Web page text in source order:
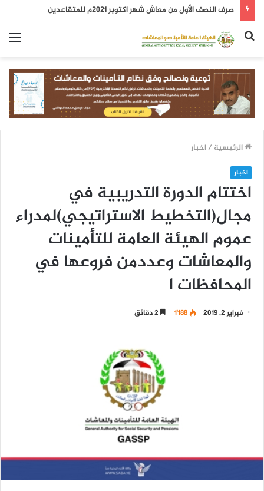
صرف النصف الأول من معاش شهر اكتوبر 2021م للمتقاعدين
بحث
الرئيسية /اخبار
اخبار
اختتام الدورة التدريبية في
مجال(التخطيط الاستراتيجي)لمدراء
عموم الهيئة العامة للتأمينات
والمعاشات وعددمن فروعها في
المحافظات ا
فبراير 2, 2019 1٬188